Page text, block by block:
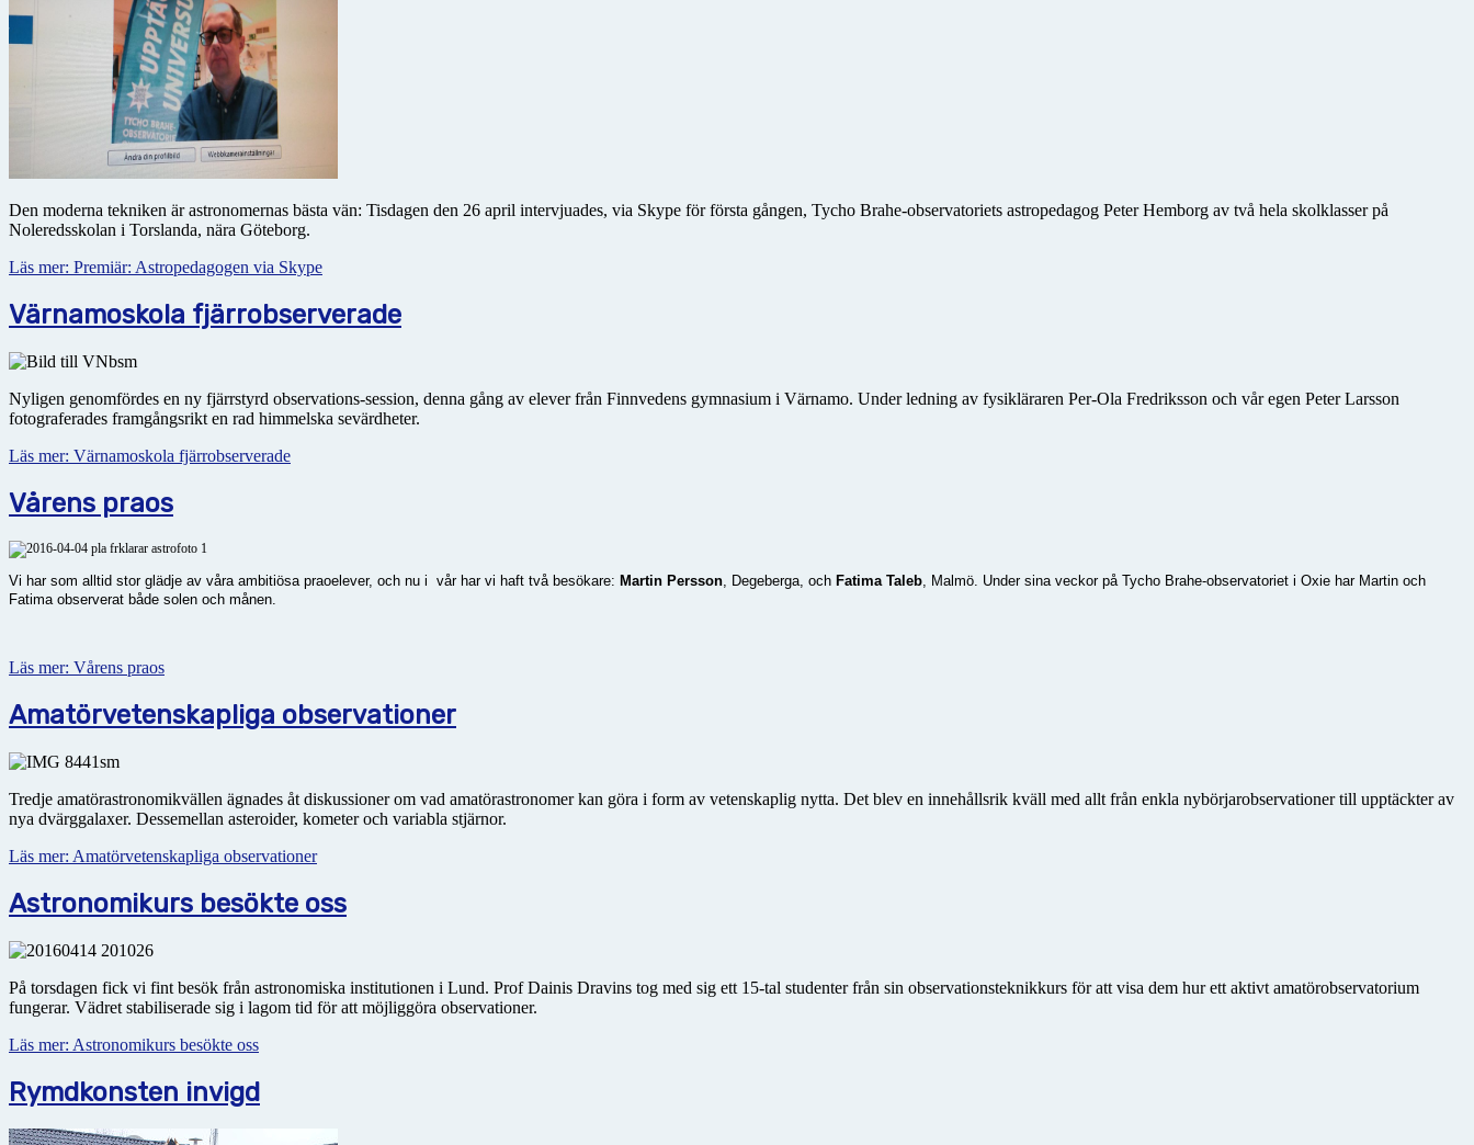
Den moderna tekniken är astronomernas bästa vän: Tisdagen den 26 april intervjuades, via Skype för första gången, Tycho Brahe-observatoriets astropedagog Peter Hemborg av två hela skolklasser på
Noleredsskolan i Torslanda, nära Göteborg.
Läs mer: Premiär: Astropedagogen via Skype
Värnamoskola fjärrobserverade
Nyligen genomfördes en ny fjärrstyrd observations-session, denna gång av elever från Finnvedens gymnasium i Värnamo. Under ledning av fysikläraren Per-Ola Fredriksson och vår egen Peter Larsson
fotograferades framgångsrikt en rad himmelska sevärdheter.
Läs mer: Värnamoskola fjärrobserverade
Vårens praos
Vi har som alltid stor glädje av våra ambitiösa praoelever, och nu i vår har vi haft två besökare: Martin Persson , Degeberga, och Fatima Taleb , Malmö. Under sina veckor på Tycho Brahe-observatoriet i Oxie har Martin och
Fatima observerat både solen och månen.
Läs mer: Vårens praos
Amatörvetenskapliga observationer
Tredje amatörastronomikvällen ägnades åt diskussioner om vad amatörastronomer kan göra i form av vetenskaplig nytta. Det blev en innehållsrik kväll med allt från enkla nybörjarobservationer till upptäckter av
nya dvärggalaxer. Dessemellan asteroider, kometer och variabla stjärnor.
Läs mer: Amatörvetenskapliga observationer
Astronomikurs besökte oss
På torsdagen fick vi fint besök från astronomiska institutionen i Lund. Prof Dainis Dravins tog med sig ett 15-tal studenter från sin observationsteknikkurs för att visa dem hur ett aktivt amatörobservatorium
fungerar. Vädret stabiliserade sig i lagom tid för att möjliggöra observationer.
Läs mer: Astronomikurs besökte oss
Rymdkonsten invigd